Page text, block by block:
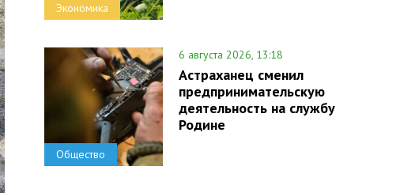
Экономика
Общество
6 августа 2026, 13:18
Астраханец сменил
предпринимательскую
деятельность на службу
Родине